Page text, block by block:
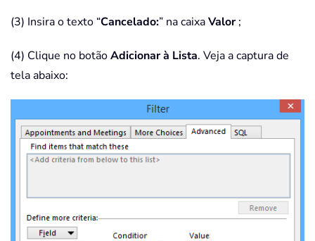
(3) Insira o texto “Cancelado:” na caixaValor;
(4) Clique no botãoAdicionar à Lista. Veja a captura de
tela abaixo: